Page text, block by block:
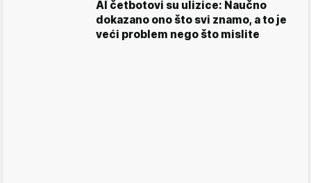
AI četbotovi su ulizice: Naučno
dokazano ono što svi znamo, a to je
veći problem nego što mislite